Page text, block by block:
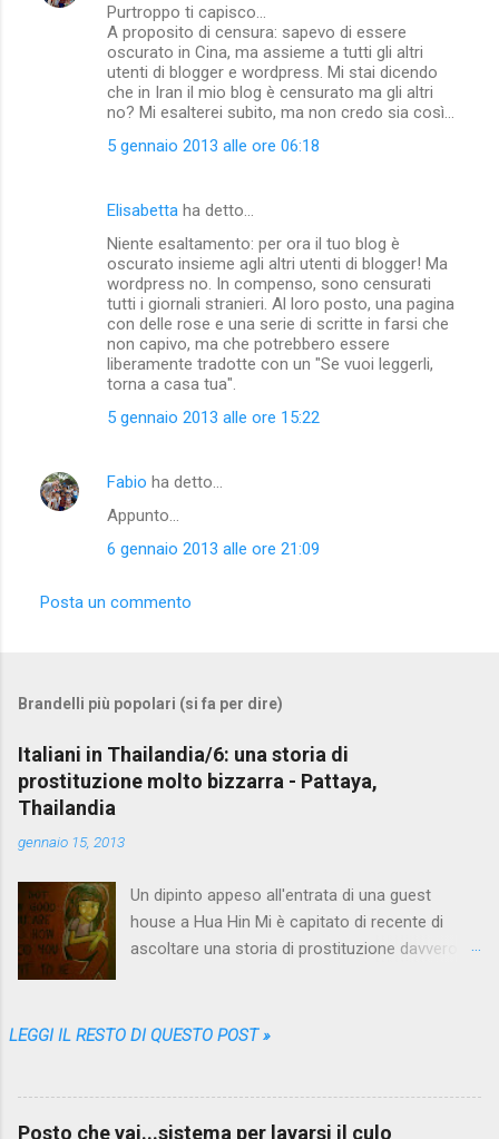
Purtroppo ti capisco...
A proposito di censura: sapevo di essere
oscurato in Cina, ma assieme a tutti gli altri
utenti di blogger e wordpress. Mi stai dicendo
che in Iran il mio blog è censurato ma gli altri
no? Mi esalterei subito, ma non credo sia così...
5 gennaio 2013 alle ore 06:18
Elisabetta ha detto…
Niente esaltamento: per ora il tuo blog è
oscurato insieme agli altri utenti di blogger! Ma
wordpress no. In compenso, sono censurati
tutti i giornali stranieri. Al loro posto, una pagina
con delle rose e una serie di scritte in farsi che
non capivo, ma che potrebbero essere
liberamente tradotte con un "Se vuoi leggerli,
torna a casa tua".
5 gennaio 2013 alle ore 15:22
Fabio ha detto…
Appunto...
6 gennaio 2013 alle ore 21:09
Posta un commento
Brandelli più popolari (si fa per dire)
Italiani in Thailandia/6: una storia di
prostituzione molto bizzarra - Pattaya,
Thailandia
gennaio 15, 2013
Un dipinto appeso all'entrata di una guest
house a Hua Hin Mi è capitato di recente di
ascoltare una storia di prostituzione davvero
genere, che nei vari mesi trascorsi lì me ne ha
LEGGI IL RESTO DI QUESTO POST »
Posto che vai...sistema per lavarsi il culo